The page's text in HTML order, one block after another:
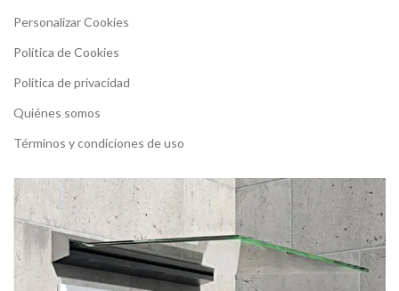
Personalizar Cookies
Política de Cookies
Política de privacidad
Quiénes somos
Términos y condiciones de uso